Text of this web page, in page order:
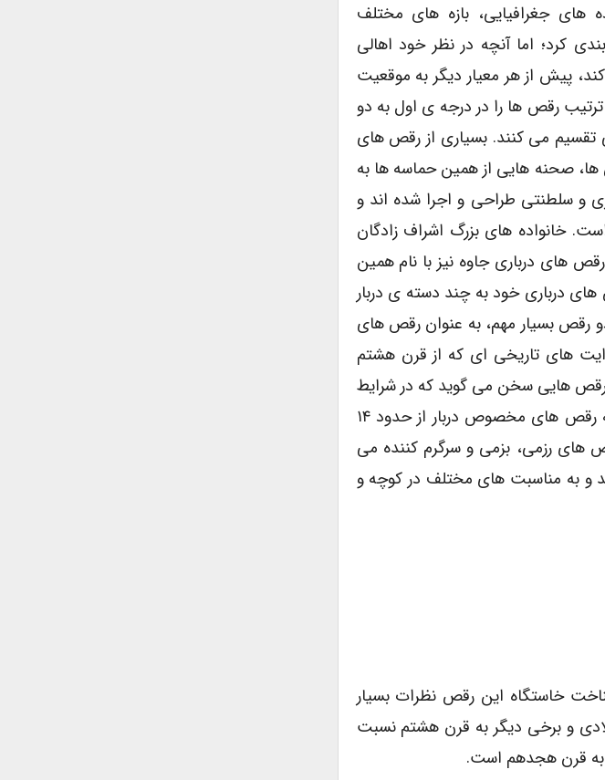
های جغرافیایی، بازه های مختلف
کرد؛ اما آنچه در نظر خود اهالی
پیش از هر معیار دیگر به موقعیت
رقص ها را در درجه ی اول به دو
تقسیم می کنند. بسیاری از رقص های
ها، صحنه هایی از همین حماسه ها به
و سلطنتی طراحی و اجرا شده اند و
خانواده های بزرگ اشراف زادگان
های درباری جاوه نیز با نام همین
درباری خود به چند دسته ی دربار
رقص بسیار مهم، به عنوان رقص های
های تاریخی ای که از قرن هشتم
رقص هایی سخن می گوید که در شرایط
مختلف و به سفارش افراد مهم و درباریان طراحی می شده اند و این نشان می دهد که رقص های مخصوص دربار از حدود ۱۴
رزمی، بزمی و سرگرم کننده می
و به مناسبت های مختلف در کوچه و
خاستگاه این رقص نظرات بسیار
و برخی دیگر به قرن هشتم نسبت
به قرن هجدهم است.